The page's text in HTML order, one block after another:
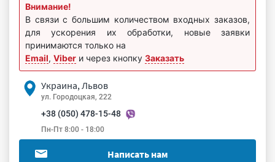
Внимание!
В связи с большим количеством входных заказов,
для ускорения их обработки, новые заявки
принимаются только на
Email, Viber и через кнопку Заказать
Украина, Львов
ул. Городоцкая, 222
+38 (050) 478-15-48
Пн-Пт 8:00 - 18:00
Написать нам